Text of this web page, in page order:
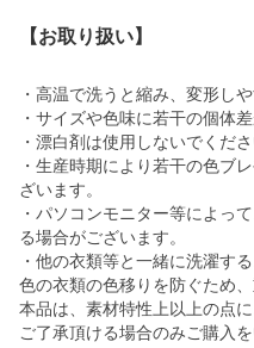
【お取り扱い】
・高温で洗うと縮み、変形し
・サイズや色味に若干の個体
・漂白剤は使用しないでくださ
・生産時期により若干の色ブ
ざいます。
・パソコンモニター等によっ
る場合がございます。
・他の衣類等と一緒に洗濯す
色の衣類の色移りを防ぐため
本品は、素材特性上以上の点に
ご了承頂ける場合のみご購入